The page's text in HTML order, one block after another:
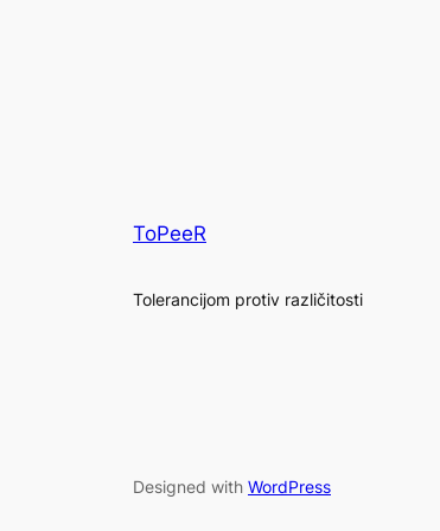
ToPeeR
Tolerancijom protiv različitosti
Designed with WordPress